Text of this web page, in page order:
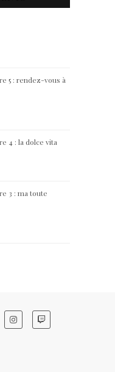
5 : rendez-vous à
4 : la dolce vita
3 : ma toute